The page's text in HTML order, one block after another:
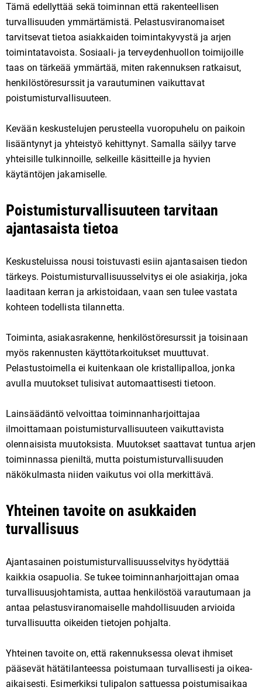
Tämä edellyttää sekä toiminnan että rakenteellisen
turvallisuuden ymmärtämistä. Pelastusviranomaiset
tarvitsevat tietoa asiakkaiden toimintakyvystä ja arjen
toimintatavoista. Sosiaali- ja terveydenhuollon toimijoille
taas on tärkeää ymmärtää, miten rakennuksen ratkaisut,
henkilöstöresurssit ja varautuminen vaikuttavat
poistumisturvallisuuteen.
Kevään keskustelujen perusteella vuoropuhelu on paikoin
lisääntynyt ja yhteistyö kehittynyt. Samalla säilyy tarve
yhteisille tulkinnoille, selkeille käsitteille ja hyvien
käytäntöjen jakamiselle.
Poistumisturvallisuuteen tarvitaan
ajantasaista tietoa
Keskusteluissa nousi toistuvasti esiin ajantasaisen tiedon
tärkeys. Poistumisturvallisuusselvitys ei ole asiakirja, joka
laaditaan kerran ja arkistoidaan, vaan sen tulee vastata
kohteen todellista tilannetta.
Toiminta, asiakasrakenne, henkilöstöresurssit ja toisinaan
myös rakennusten käyttötarkoitukset muuttuvat.
Pelastustoimella ei kuitenkaan ole kristallipalloa, jonka
avulla muutokset tulisivat automaattisesti tietoon.
Lainsäädäntö velvoittaa toiminnanharjoittajaa
ilmoittamaan poistumisturvallisuuteen vaikuttavista
olennaisista muutoksista. Muutokset saattavat tuntua arjen
toiminnassa pieniltä, mutta poistumisturvallisuuden
näkökulmasta niiden vaikutus voi olla merkittävä.
Yhteinen tavoite on asukkaiden
turvallisuus
Ajantasainen poistumisturvallisuusselvitys hyödyttää
kaikkia osapuolia. Se tukee toiminnanharjoittajan omaa
turvallisuusjohtamista, auttaa henkilöstöä varautumaan ja
antaa pelastusviranomaiselle mahdollisuuden arvioida
turvallisuutta oikeiden tietojen pohjalta.
Yhteinen tavoite on, että rakennuksessa olevat ihmiset
pääsevät hätätilanteessa poistumaan turvallisesti ja oikea-
aikaisesti. Esimerkiksi tulipalon sattuessa poistumisaikaa